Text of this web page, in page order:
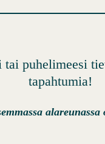
tai puhelimeesi
tapahtumia!